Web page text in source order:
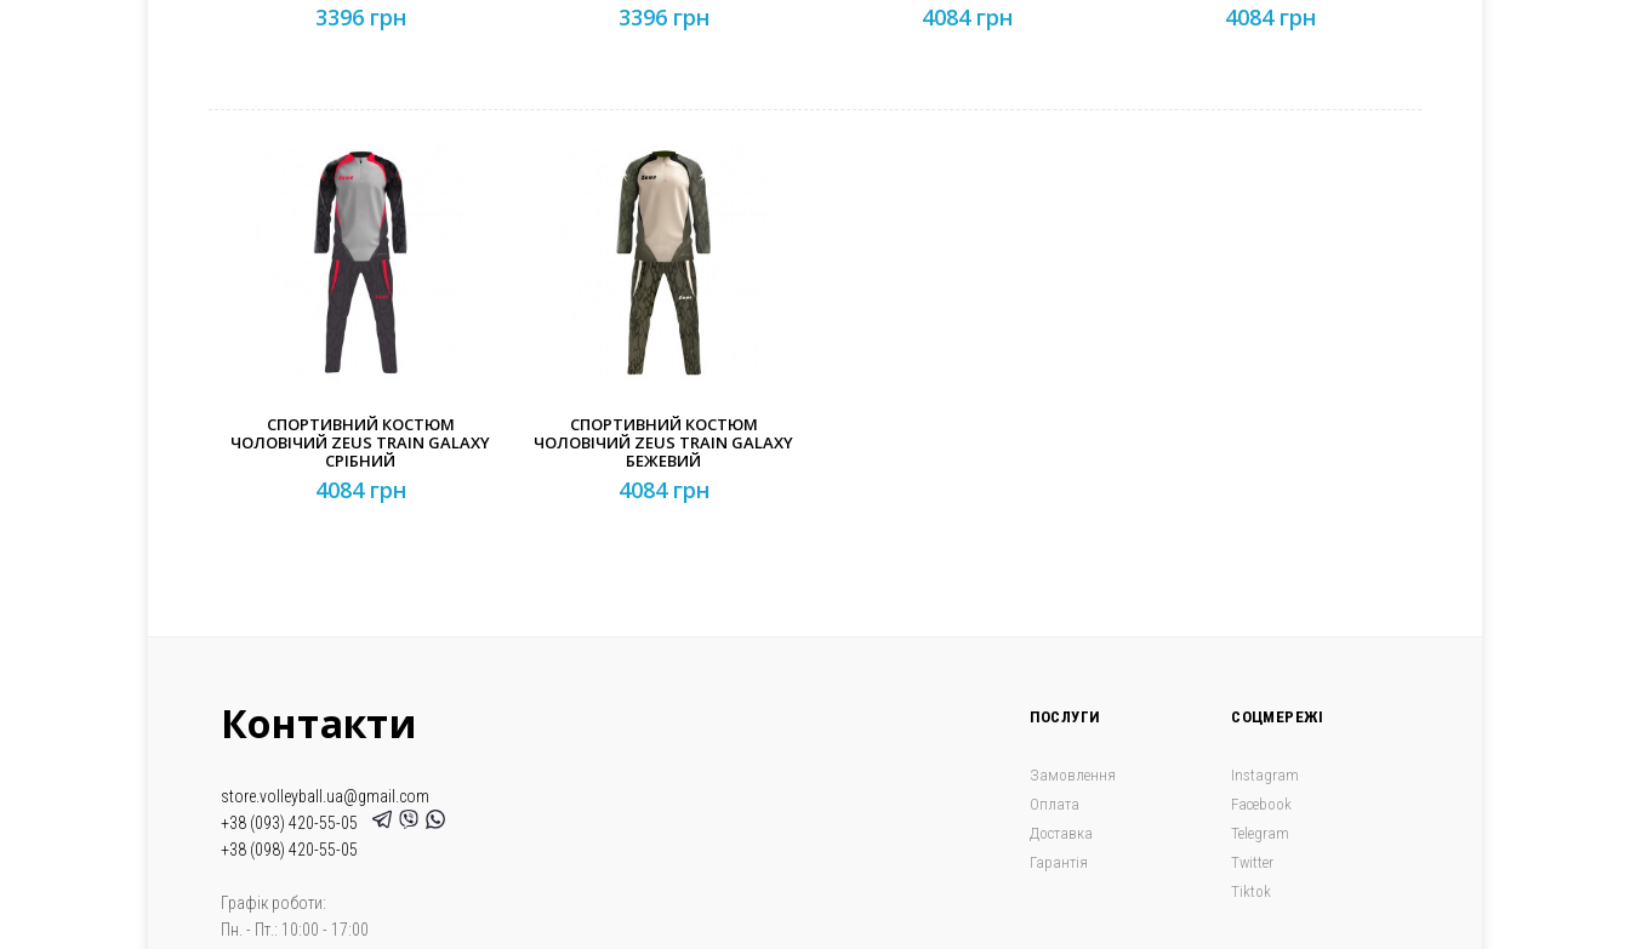
3396 грн 3396 грн 4084 грн 4084 грн
СПОРТИВНИЙ КОСТЮМ
ЧОЛОВІЧИЙ ZEUS TRAIN GALAXY
СРІБНИЙ
4084 грн
СПОРТИВНИЙ КОСТЮМ
ЧОЛОВІЧИЙ ZEUS TRAIN GALAXY
БЕЖЕВИЙ
4084 грн
Контакти
store.volleyball.ua@gmail.com
+38 (093) 420-55-05
+38 (098) 420-55-05
Графік роботи:
Пн. - Пт.: 10:00 - 17:00
ПОСЛУГИ
Замовлення
Оплата
Доставка
Гарантія
СОЦМЕРЕЖІ
Instagram
Facebook
Telegram
Twitter
Tiktok